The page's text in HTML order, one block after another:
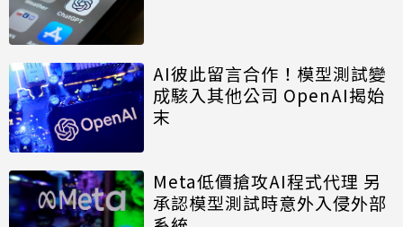
AI彼此留言合作！模型測試變
成駭入其他公司 OpenAI揭始
末
Meta低價搶攻AI程式代理 另
承認模型測試時意外入侵外部